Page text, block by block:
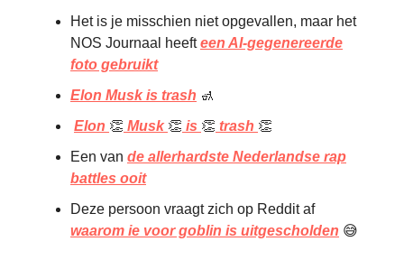
Het is je misschien niet opgevallen, maar het
NOS Journaal heefteen AI-gegenereerde
foto gebruikt
Elon Musk is trash 🚮
Elon 👏 Musk 👏 is 👏 trash 👏
Een van de allerhardste Nederlandse rap
battles ooit
Deze persoon vraagt zich op Reddit af
waarom ie voor goblin is uitgescholden 😅